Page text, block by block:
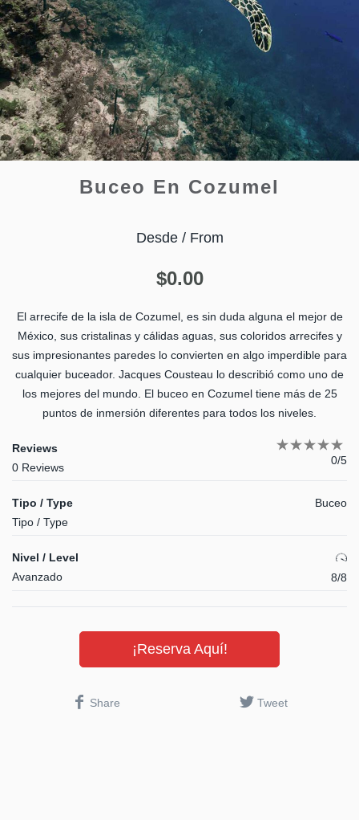
Buceo En Cozumel
Desde / From
$0.00
El arrecife de la isla de Cozumel, es sin duda alguna el mejor de
México, sus cristalinas y cálidas aguas, sus coloridos arrecifes y
sus impresionantes paredes lo convierten en algo imperdible para
cualquier buceador. Jacques Cousteau lo describió como uno de
los mejores del mundo. El buceo en Cozumel tiene más de 25
puntos de inmersión diferentes para todos los niveles.
Reviews
0 Reviews
0/5
Tipo / Type
Tipo / Type
Buceo
Nivel / Level
Avanzado
8/8
¡Reserva Aquí!
Share Tweet